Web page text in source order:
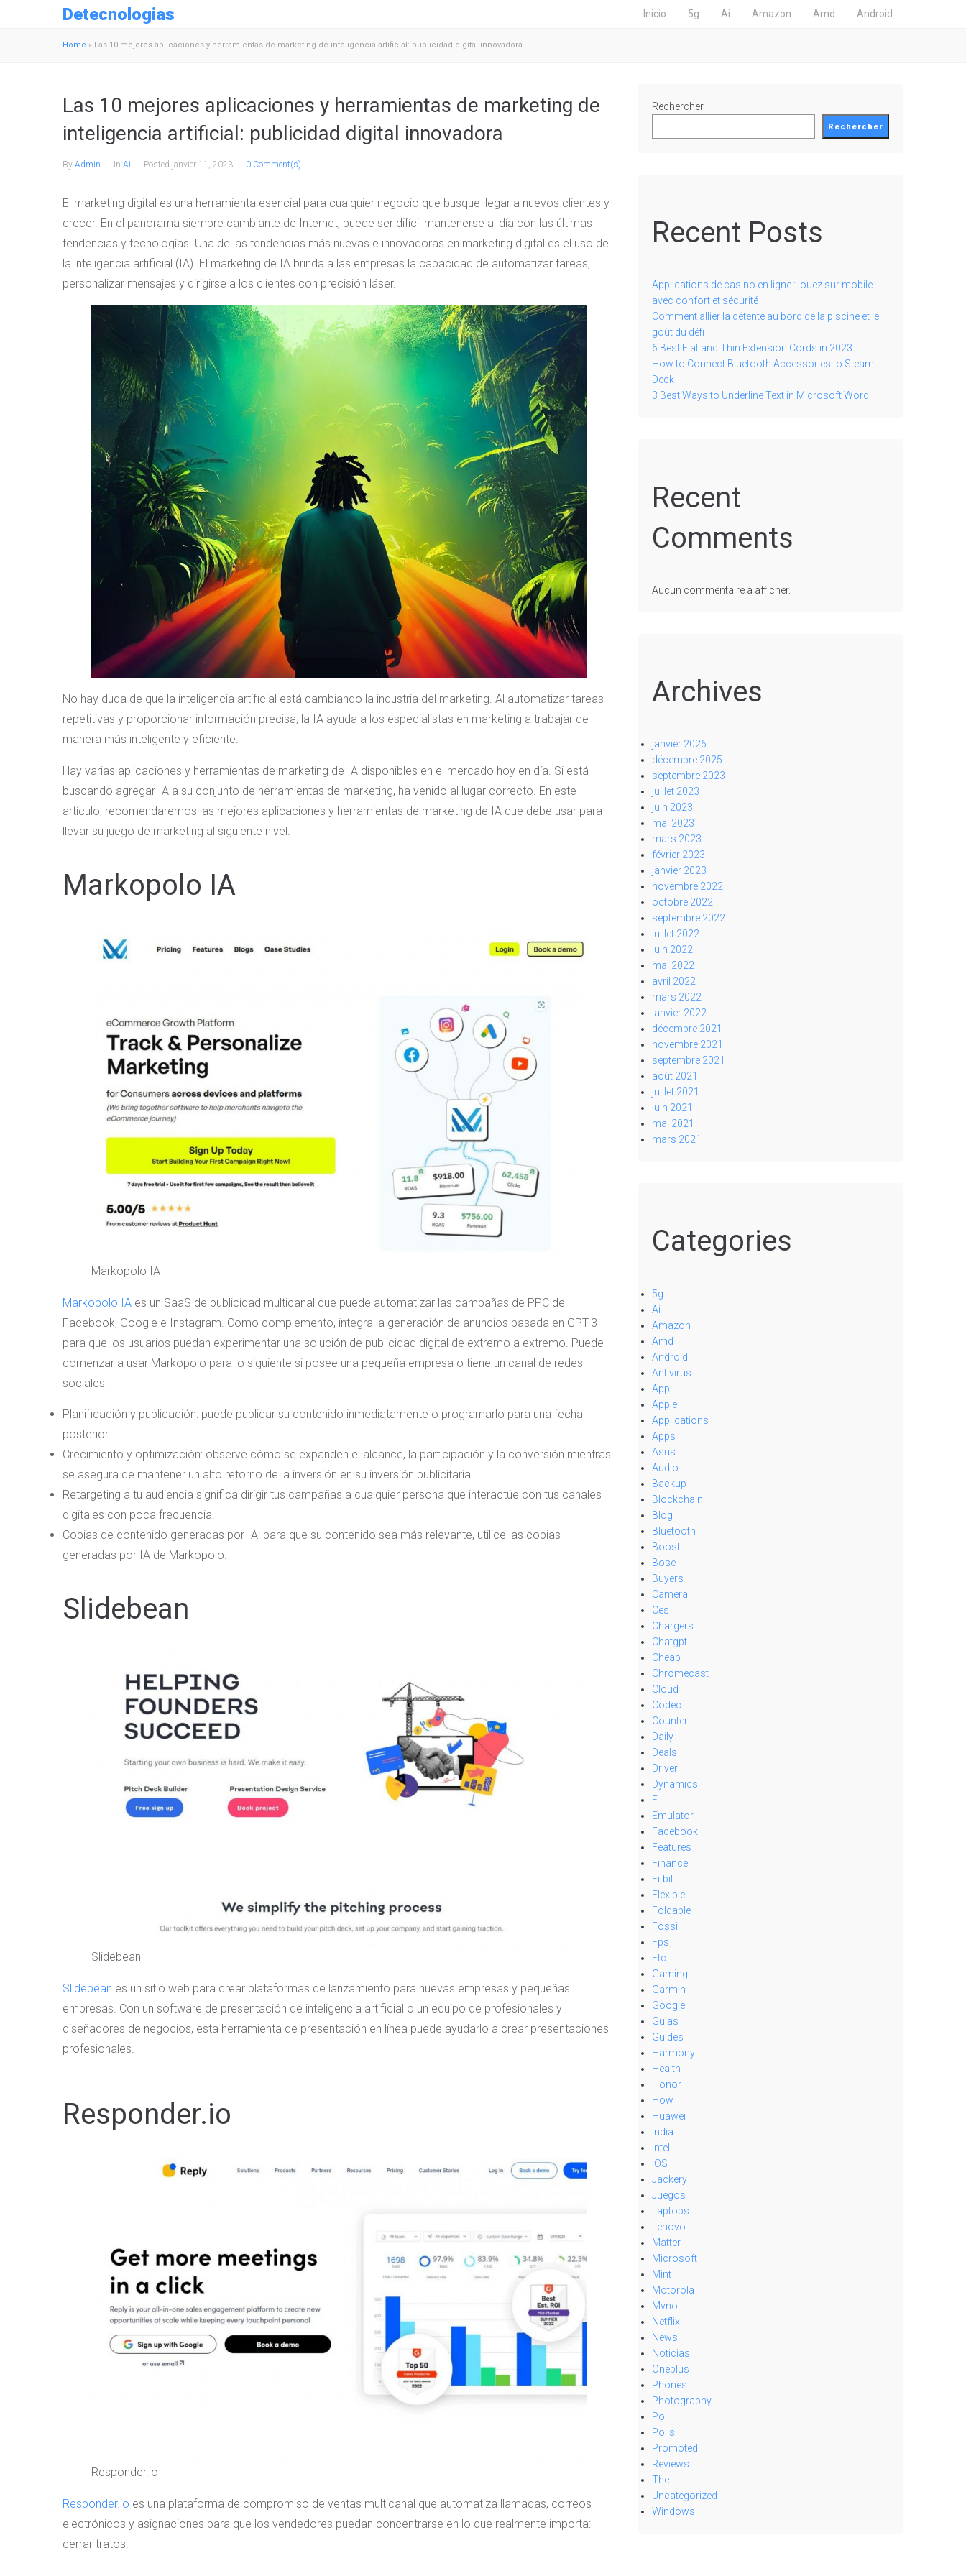
Detecnologias Inicio 5g Ai Amazon Amd Android
Home » Las 10 mejores aplicaciones y herramientas de marketing de inteligencia artificial: publicidad digital innovadora
Las 10 mejores aplicaciones y herramientas de marketing de
inteligencia artificial: publicidad digital innovadora
By Admin In Ai Posted janvier 11, 2023 0 Comment(s)
El marketing digital es una herramienta esencial para cualquier negocio que busque llegar a nuevos clientes y
crecer. En el panorama siempre cambiante de Internet, puede ser difícil mantenerse al día con las últimas
tendencias y tecnologías. Una de las tendencias más nuevas e innovadoras en marketing digital es el uso de
la inteligencia artificial (IA). El marketing de IA brinda a las empresas la capacidad de automatizar tareas,
personalizar mensajes y dirigirse a los clientes con precisión láser.
No hay duda de que la inteligencia artificial está cambiando la industria del marketing. Al automatizar tareas
repetitivas y proporcionar información precisa, la IA ayuda a los especialistas en marketing a trabajar de
manera más inteligente y eficiente.
Hay varias aplicaciones y herramientas de marketing de IA disponibles en el mercado hoy en día. Si está
buscando agregar IA a su conjunto de herramientas de marketing, ha venido al lugar correcto. En este
artículo, recomendaremos las mejores aplicaciones y herramientas de marketing de IA que debe usar para
llevar su juego de marketing al siguiente nivel.
Markopolo IA
Markopolo IA
Markopolo IA es un SaaS de publicidad multicanal que puede automatizar las campañas de PPC de
Facebook, Google e Instagram. Como complemento, integra la generación de anuncios basada en GPT-3
para que los usuarios puedan experimentar una solución de publicidad digital de extremo a extremo. Puede
comenzar a usar Markopolo para lo siguiente si posee una pequeña empresa o tiene un canal de redes
sociales:
Planificación y publicación: puede publicar su contenido inmediatamente o programarlo para una fecha
posterior.
Crecimiento y optimización: observe cómo se expanden el alcance, la participación y la conversión mientras
se asegura de mantener un alto retorno de la inversión en su inversión publicitaria.
Retargeting a tu audiencia significa dirigir tus campañas a cualquier persona que interactúe con tus canales
digitales con poca frecuencia.
Copias de contenido generadas por IA: para que su contenido sea más relevante, utilice las copias
generadas por IA de Markopolo.
Slidebean
Slidebean
Slidebean es un sitio web para crear plataformas de lanzamiento para nuevas empresas y pequeñas
empresas. Con un software de presentación de inteligencia artificial o un equipo de profesionales y
diseñadores de negocios, esta herramienta de presentación en línea puede ayudarlo a crear presentaciones
profesionales.
Responder.io
Responder.io
Responder.io es una plataforma de compromiso de ventas multicanal que automatiza llamadas, correos
electrónicos y asignaciones para que los vendedores puedan concentrarse en lo que realmente importa:
cerrar tratos.
Rechercher
Rechercher
Recent Posts
Applications de casino en ligne : jouez sur mobile
avec confort et sécurité
Comment allier la détente au bord de la piscine et le
goût du défi
6 Best Flat and Thin Extension Cords in 2023
How to Connect Bluetooth Accessories to Steam
Deck
3 Best Ways to Underline Text in Microsoft Word
Recent
Comments
Aucun commentaire à afficher.
Archives
janvier 2026
décembre 2025
septembre 2023
juillet 2023
juin 2023
mai 2023
mars 2023
février 2023
janvier 2023
novembre 2022
octobre 2022
septembre 2022
juillet 2022
juin 2022
mai 2022
avril 2022
mars 2022
janvier 2022
décembre 2021
novembre 2021
septembre 2021
août 2021
juillet 2021
juin 2021
mai 2021
mars 2021
Categories
5g
Ai
Amazon
Amd
Android
Antivirus
App
Apple
Applications
Apps
Asus
Audio
Backup
Blockchain
Blog
Bluetooth
Boost
Bose
Buyers
Camera
Ces
Chargers
Chatgpt
Cheap
Chromecast
Cloud
Codec
Counter
Daily
Deals
Driver
Dynamics
E
Emulator
Facebook
Features
Finance
Fitbit
Flexible
Foldable
Fossil
Fps
Ftc
Gaming
Garmin
Google
Guias
Guides
Harmony
Health
Honor
How
Huawei
India
Intel
iOS
Jackery
Juegos
Laptops
Lenovo
Matter
Microsoft
Mint
Motorola
Mvno
Netflix
News
Noticias
Oneplus
Phones
Photography
Poll
Polls
Promoted
Reviews
The
Uncategorized
Windows